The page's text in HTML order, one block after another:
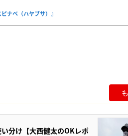
ナベ（ハヤブサ）』
分け【大西健太のOKレポ